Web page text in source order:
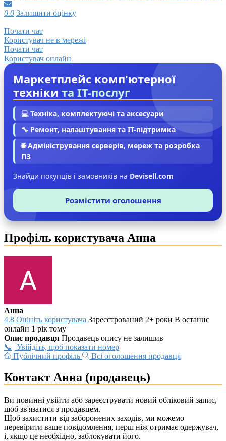
0.0 Залишити оцінку
Почати чат
Користувач не в мережі
Почати чат
Користувач онлайн
Маркетплейс комп'ютерної
техніки та IT-послуг
💻 Техніка, комплектуючі та аксесуари
🔧 Ремонт, налаштування та IT-підтримка
🌐 Адміністрування серверів, мереж та розробка
ПЗ
Знайди покупців і замовників на Devisell.com
Розмістити оголошення
Профіль користувача Анна
Анна
4.8 Оцініть користувача Зареєстрований 2+ роки В останнє
онлайн 1 рік тому
Опис продавця Продавець опису не залишив
Увійдіть, щоб показати номер
Публічний профіль
Всі оголошення продавця
Контакт Анна (продавець)
Ви повинні увійти або зареєструвати новий обліковий запис,
щоб зв'язатися з продавцем.
Щоб захистити від заборонених заходів, ми можемо
перевірити ваше повідомлення, перш ніж отримає одержувач,
і, якщо це необхідно, заблокувати його.